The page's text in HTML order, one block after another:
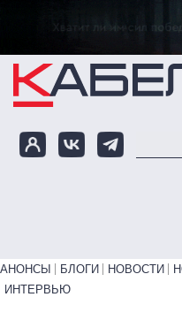
Перейти к основному
Primary links bottom
АНОНСЫ БЛОГИ НОВОСТИ
ИНТЕРВЬЮ